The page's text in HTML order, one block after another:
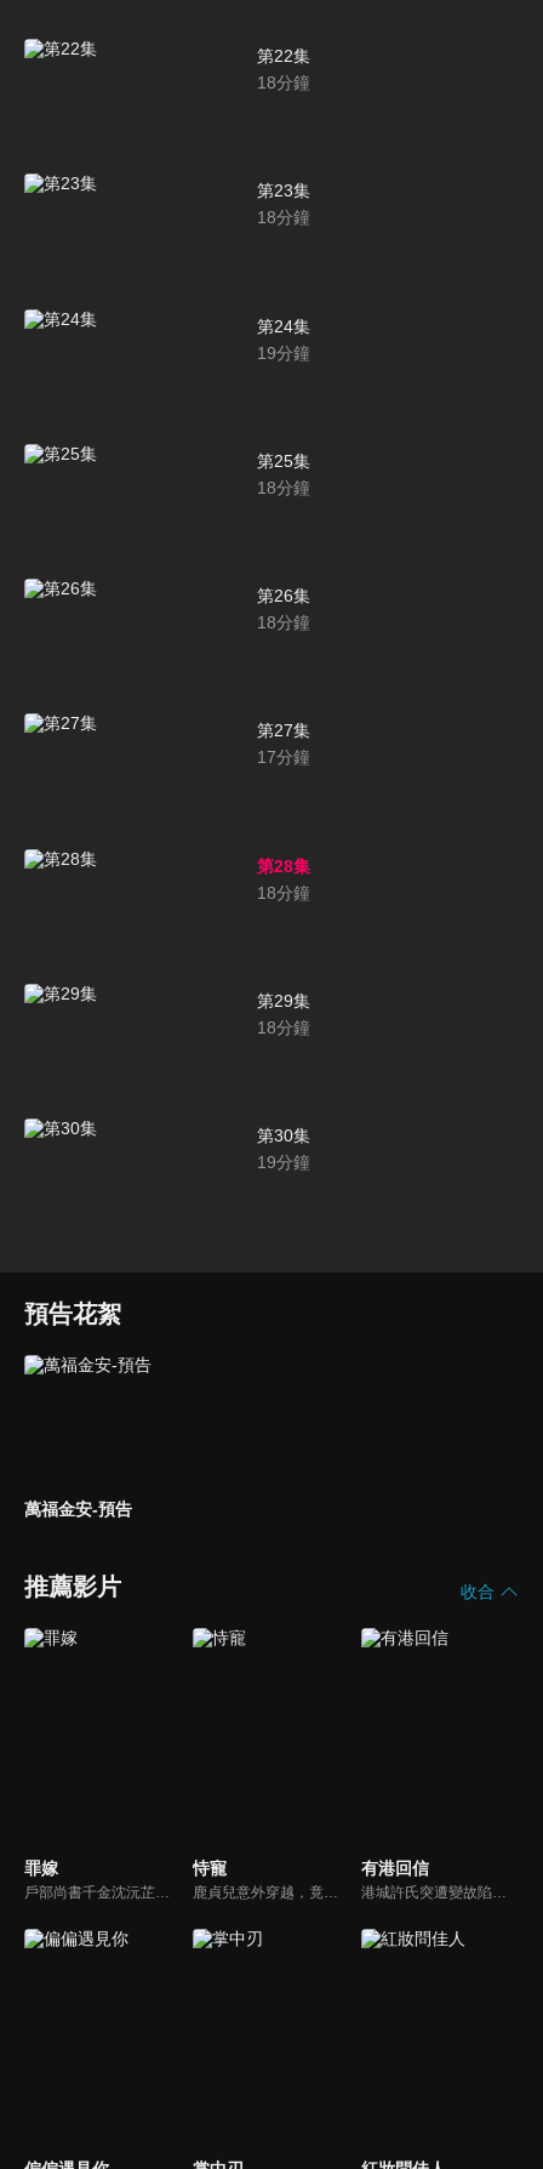
第22集
18分鐘
第23集
18分鐘
第24集
19分鐘
第25集
18分鐘
第26集
18分鐘
第27集
17分鐘
第28集
18分鐘
第29集
18分鐘
第30集
19分鐘
預告花絮
萬福金安-預告
推薦影片 收合
罪嫁
戶部尚書千金沈沅芷為救青梅顧恒遠甘願頂罪，卻捲入侯府仇怨，嫁給仇人樊星序。情郎背叛、小叔設局、皇族陷害，她步步為營，暗中翻盤，終揭真兇，解開誤會。真假賀薇蘭現身，掀起最後風暴。
恃寵
鹿貞兒意外穿越，竟成了大業國即將被迫殉葬的悲慘妃子。在生死關頭，她驚覺眼前的傀儡皇帝蕭聞璟竟是來自現代的同鄉。面對宮廷中險象叢生的權力博弈與既定的死亡命運，鹿貞兒拒不服輸，誓要與蕭聞璟聯手逆天改命。然而，正當兩人步步反擊之際，鹿貞兒卻意外發現蕭聞璟背後竟隱藏著更深層的秘密...
有港回信
港城許氏突遭變故陷入絕境，養女許晚信求助婚約對象沈灝，反被沈家父子要脅。緊急關頭，沈家小叔沈顧以沈氏大股東身份歸來，並與許晚信簽訂契約婚姻助其應對危機，許家爺爺在看到許晚信和沈顧後，驚覺二人酷似當年的救國情侶林書意與沈故，在他們的相互扶持中，前世未盡的緣分也被緩緩揭開的故事。